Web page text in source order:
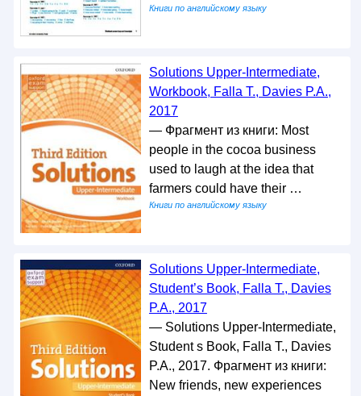
Книги по английскому языку
Solutions Upper-Intermediate,
Workbook, Falla T., Davies P.A.,
2017
— Фрагмент из книги: Most
people in the cocoa business
used to laugh at the idea that
farmers could have their …
Книги по английскому языку
Solutions Upper-Intermediate,
Student’s Book, Falla T., Davies
P.A., 2017
— Solutions Upper-Intermediate,
Student s Book, Falla T., Davies
P.A., 2017. Фрагмент из книги:
New friends, new experiences